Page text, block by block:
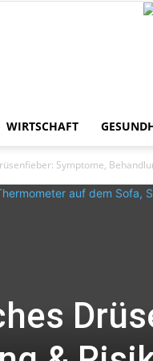
WIRTSCHAFT
Symptome,